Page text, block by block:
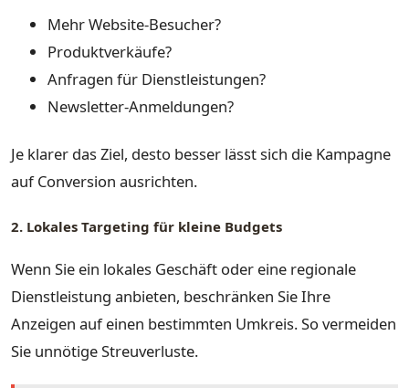
Mehr Website-Besucher?
Produktverkäufe?
Anfragen für Dienstleistungen?
Newsletter-Anmeldungen?
Je klarer das Ziel, desto besser lässt sich die Kampagne
auf Conversion ausrichten.
2. Lokales Targeting für kleine Budgets
Wenn Sie ein lokales Geschäft oder eine regionale
Dienstleistung anbieten, beschränken Sie Ihre
Anzeigen auf einen bestimmten Umkreis. So vermeiden
Sie unnötige Streuverluste.